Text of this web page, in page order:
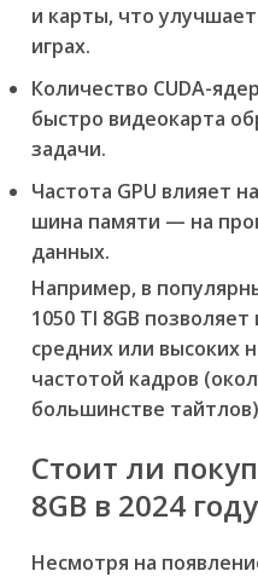
и карты, что
играх.
Количество CUDA-
быстро видеокарта
задачи.
Частота GPU влияет
шина памяти — на
данных.
Например, в
1050 TI 8GB позволяет
средних или высоких
частотой кадров
большинстве
Стоит ли
8GB в 2024
Несмотря на